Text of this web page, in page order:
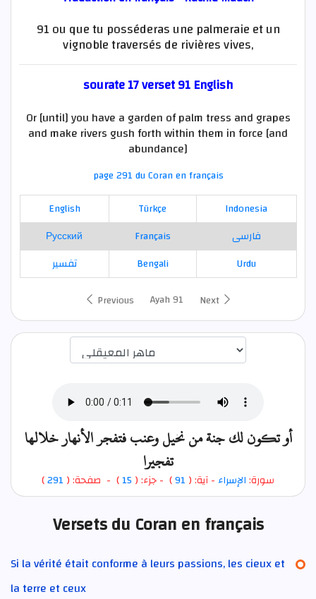
91 ou que tu posséderas une palmeraie et un
vignoble traversés de rivières vives,
sourate 17 verset 91 English
Or [until] you have a garden of palm tress and grapes
and make rivers gush forth within them in force [and
abundance]
page 291 du Coran en français
English
Türkçe
Indonesia
Русский
Français
فارسی
تفسير
Bengali
Urdu
Previous
Ayah 91 Next
أو تكون لك جنة من نخيل وعنب فتفجر الأنهار خلالها
تفجيرا
سورة:الإسراء- آية: ( 91
) - جزء: ( 15) - صفحة: ( 291
)
Versets du Coran en français
Si la vérité était conforme à leurs passions, les cieux et
la terre et ceux